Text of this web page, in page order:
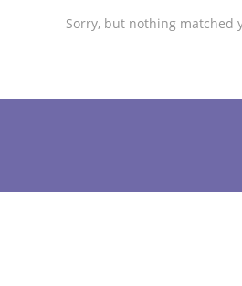
Sorry, but nothing matched